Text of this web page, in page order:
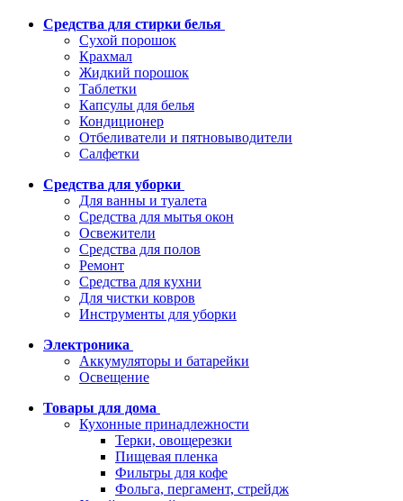
Средства для стирки белья
Сухой порошок
Крахмал
Жидкий порошок
Таблетки
Капсулы для белья
Кондиционер
Отбеливатели и пятновыводители
Салфетки
Средства для уборки
Для ванны и туалета
Средства для мытья окон
Освежители
Средства для полов
Ремонт
Средства для кухни
Для чистки ковров
Инструменты для уборки
Электроника
Аккумуляторы и батарейки
Освещение
Товары для дома
Кухонные принадлежности
Терки, овощерезки
Пищевая пленка
Фильтры для кофе
Фольга, пергамент, стрейдж